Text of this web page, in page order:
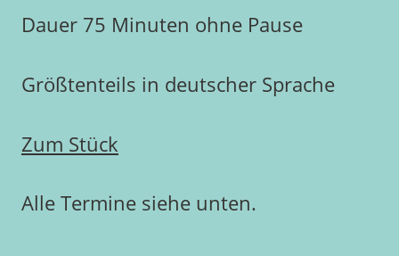
Dauer 75 Minuten ohne Pause
Größtenteils in deutscher Sprache
Zum Stück
Alle Termine siehe unten.